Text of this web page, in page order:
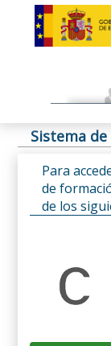
Sistema
Para
de
de los